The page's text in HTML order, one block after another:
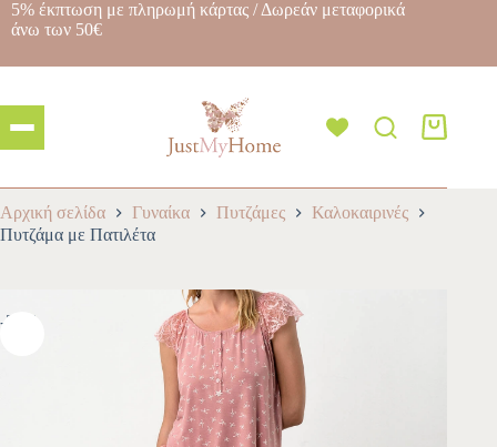
5% έκπτωση με πληρωμή κάρτας / Δωρεάν μεταφορικά
άνω των 50€
Αρχική σελίδα Γυναίκα Πυτζάμες
Καλοκαιρινές
Πυτζάμα με Πατιλέτα
-30%